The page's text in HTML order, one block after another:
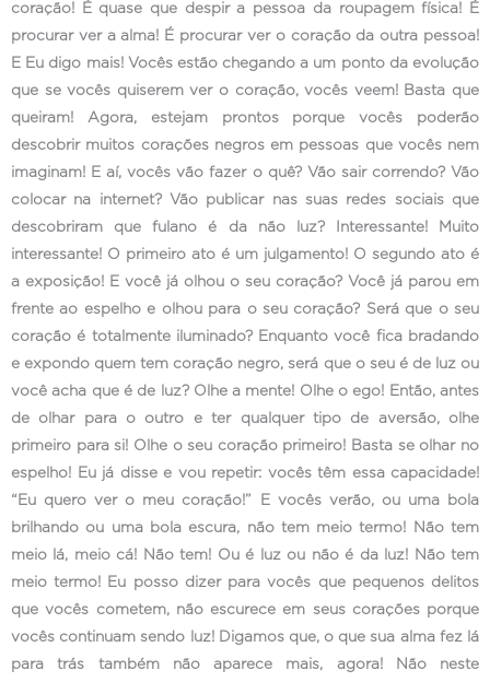
coração! É quase que despir a pessoa da roupagem física! É
procurar ver a alma! É procurar ver o coração da outra pessoa!
E Eu digo mais! Vocês estão chegando a um ponto da evolução
que se vocês quiserem ver o coração, vocês veem! Basta que
queiram! Agora, estejam prontos porque vocês poderão
descobrir muitos corações negros em pessoas que vocês nem
imaginam! E aí, vocês vão fazer o quê? Vão sair correndo? Vão
colocar na internet? Vão publicar nas suas redes sociais que
descobriram que fulano é da não luz? Interessante! Muito
interessante! O primeiro ato é um julgamento! O segundo ato é
a exposição! E você já olhou o seu coração? Você já parou em
frente ao espelho e olhou para o seu coração? Será que o seu
coração é totalmente iluminado? Enquanto você fica bradando
e expondo quem tem coração negro, será que o seu é de luz ou
você acha que é de luz? Olhe a mente! Olhe o ego! Então, antes
de olhar para o outro e ter qualquer tipo de aversão, olhe
primeiro para si! Olhe o seu coração primeiro! Basta se olhar no
espelho! Eu já disse e vou repetir: vocês têm essa capacidade!
“Eu quero ver o meu coração!” E vocês verão, ou uma bola
brilhando ou uma bola escura, não tem meio termo! Não tem
meio lá, meio cá! Não tem! Ou é luz ou não é da luz! Não tem
meio termo! Eu posso dizer para vocês que pequenos delitos
que vocês cometem, não escurece em seus corações porque
vocês continuam sendo luz! Digamos que, o que sua alma fez lá
para trás também não aparece mais, agora! Não neste